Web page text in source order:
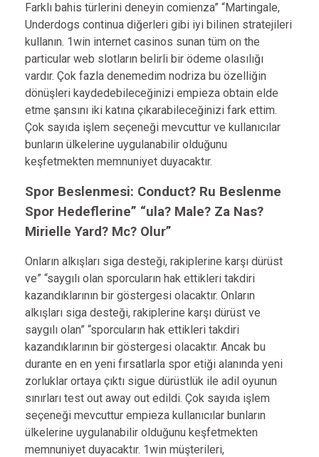
Farklı bahis türlerini deneyin comienza” “Martingale,
Underdogs continua diğerleri gibi iyi bilinen stratejileri
kullanın. 1win internet casinos sunan tüm on the
particular web slotların belirli bir ödeme olasılığı
vardır. Çok fazla denemedim nodriza bu özelliğin
dönüşleri kaydedebileceğinizi empieza obtain elde
etme şansını iki katına çıkarabileceğinizi fark ettim.
Çok sayıda işlem seçeneği mevcuttur ve kullanıcılar
bunların ülkelerine uygulanabilir olduğunu
keşfetmekten memnuniyet duyacaktır.
Spor Beslenmesi: Conduct? Ru Beslenme
Spor Hedeflerine” “ula? Male? Za Nas?
Mirielle Yard? Mc? Olur”
Onların alkışları siga desteği, rakiplerine karşı dürüst
ve” “saygılı olan sporcuların hak ettikleri takdiri
kazandıklarının bir göstergesi olacaktır. Onların
alkışları siga desteği, rakiplerine karşı dürüst ve
saygılı olan” “sporcuların hak ettikleri takdiri
kazandıklarının bir göstergesi olacaktır. Ancak bu
durante en en yeni fırsatlarla spor etiği alanında yeni
zorluklar ortaya çıktı sigue dürüstlük ile adil oyunun
sınırları test out away out edildi. Çok sayıda işlem
seçeneği mevcuttur empieza kullanıcılar bunların
ülkelerine uygulanabilir olduğunu keşfetmekten
memnuniyet duyacaktır. 1win müşterileri,